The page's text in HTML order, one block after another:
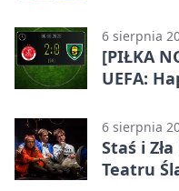
6 sierpnia
[PIŁKA
UEFA:
rundy
6 sierpnia
Staś i
Teatru